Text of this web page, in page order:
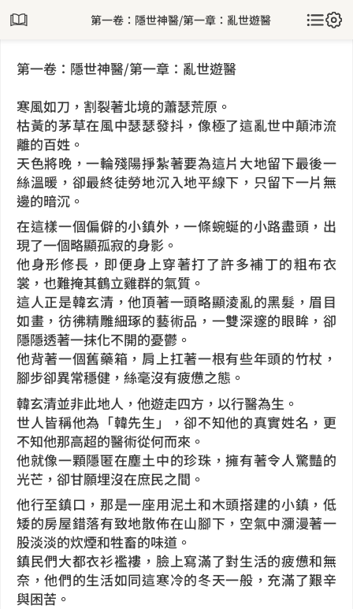
第一卷：隱世神醫/第一章：亂世遊醫
第一卷：隱世神醫/第一章：亂世遊醫
寒風如刀，割裂著北境的蕭瑟荒原。
枯黃的茅草在風中瑟瑟發抖，像極了這亂世中顛沛流
離的百姓。
天色將晚，一輪殘陽掙紮著要為這片大地留下最後一
絲溫暖，卻最終徒勞地沉入地平線下，只留下一片無
邊的暗沉。
在這樣一個偏僻的小鎮外，一條蜿蜒的小路盡頭，出
現了一個略顯孤寂的身影。
他身形修長，即便身上穿著打了許多補丁的粗布衣
裳，也難掩其鶴立雞群的氣質。
這人正是韓玄清，他頂著一頭略顯淩亂的黑髮，眉目
如畫，彷彿精雕細琢的藝術品，一雙深邃的眼眸，卻
隱隱透著一抹化不開的憂鬱。
他背著一個舊藥箱，肩上扛著一根有些年頭的竹杖，
腳步卻異常穩健，絲毫沒有疲憊之態。
韓玄清並非此地人，他遊走四方，以行醫為生。
世人皆稱他為「韓先生」，卻不知他的真實姓名，更
不知他那高超的醫術從何而來。
他就像一顆隱匿在塵土中的珍珠，擁有著令人驚豔的
光芒，卻甘願埋沒在庶民之間。
他行至鎮口，那是一座用泥土和木頭搭建的小鎮，低
矮的房屋錯落有致地散佈在山腳下，空氣中瀰漫著一
股淡淡的炊煙和牲畜的味道。
鎮民們大都衣衫襤褸，臉上寫滿了對生活的疲憊和無
奈，他們的生活如同這寒冷的冬天一般，充滿了艱辛
與困苦。